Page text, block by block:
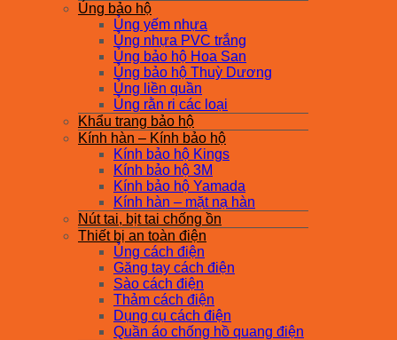
Ủng bảo hộ
Ủng yếm nhựa
Ủng nhựa PVC trắng
Ủng bảo hộ Hoa San
Ủng bảo hộ Thuỳ Dương
Ủng liền quần
Ủng rằn ri các loại
Khẩu trang bảo hộ
Kính hàn – Kính bảo hộ
Kính bảo hộ Kings
Kính bảo hộ 3M
Kính bảo hộ Yamada
Kính hàn – mặt nạ hàn
Nút tai, bịt tai chống ồn
Thiết bị an toàn điện
Ủng cách điện
Găng tay cách điện
Sào cách điện
Thảm cách điện
Dụng cụ cách điện
Quần áo chống hồ quang điện